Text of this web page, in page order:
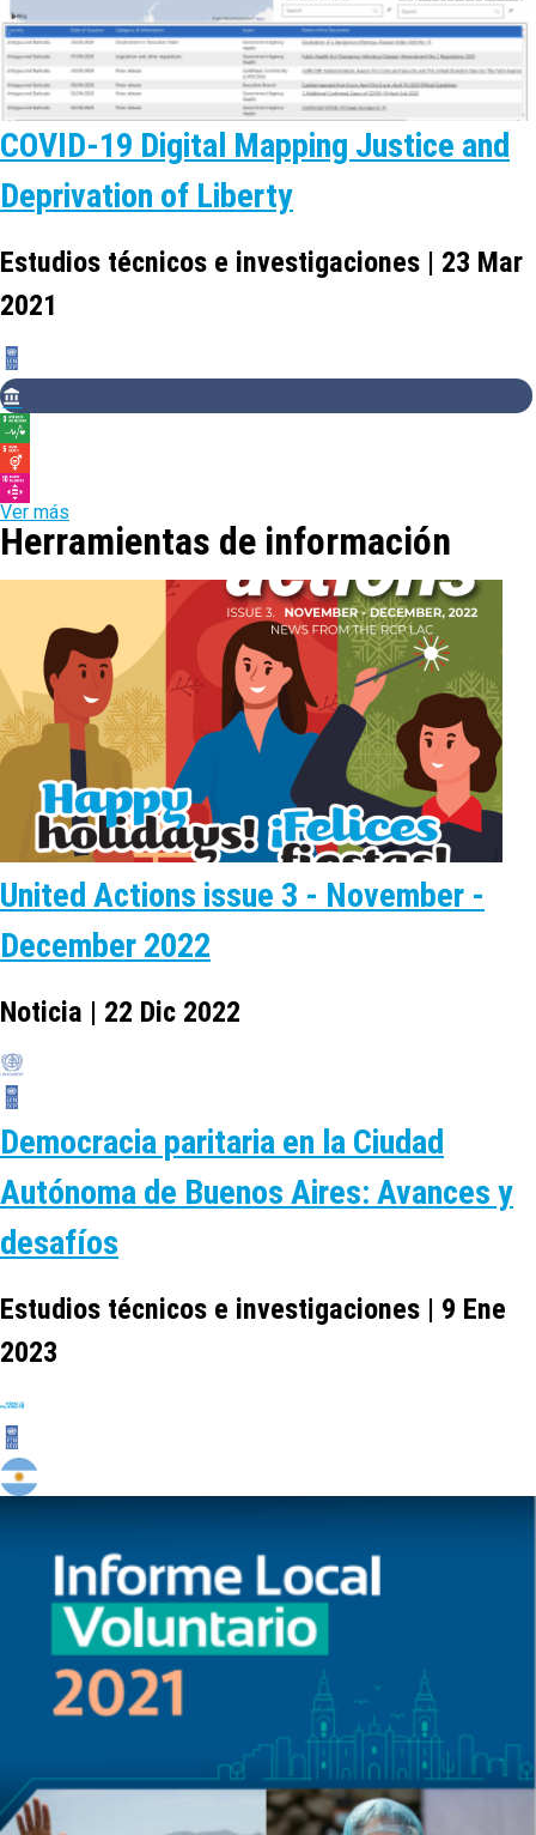
COVID-19 Digital Mapping Justice and
Deprivation of Liberty
Estudios técnicos e investigaciones | 23 Mar
2021
Ver más
Herramientas de información
United Actions issue 3 - November -
December 2022
Noticia | 22 Dic 2022
Democracia paritaria en la Ciudad
Autónoma de Buenos Aires: Avances y
desafíos
Estudios técnicos e investigaciones | 9 Ene
2023